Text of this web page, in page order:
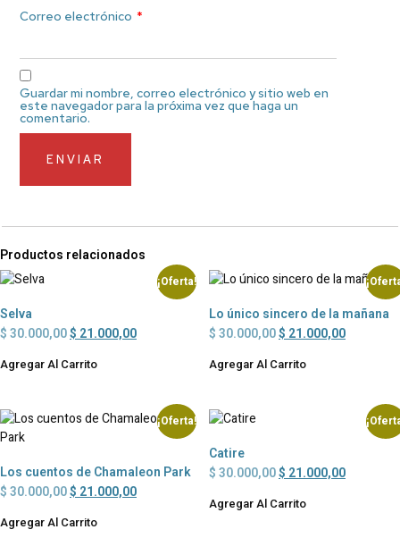
Correo electrónico *
Guardar mi nombre, correo electrónico y sitio web en
este navegador para la próxima vez que haga un
comentario.
Productos relacionados
¡Oferta!
Selva
$ 30.000,00$ 21.000,00
Agregar Al Carrito
Lo único sincero de la mañana
$ 30.000,00$ 21.000,00
Agregar Al Carrito
¡Oferta!
Los cuentos de Chamaleon Park
$ 30.000,00$ 21.000,00
Agregar Al Carrito
Catire
$ 30.000,00$ 21.000,00
Agregar Al Carrito